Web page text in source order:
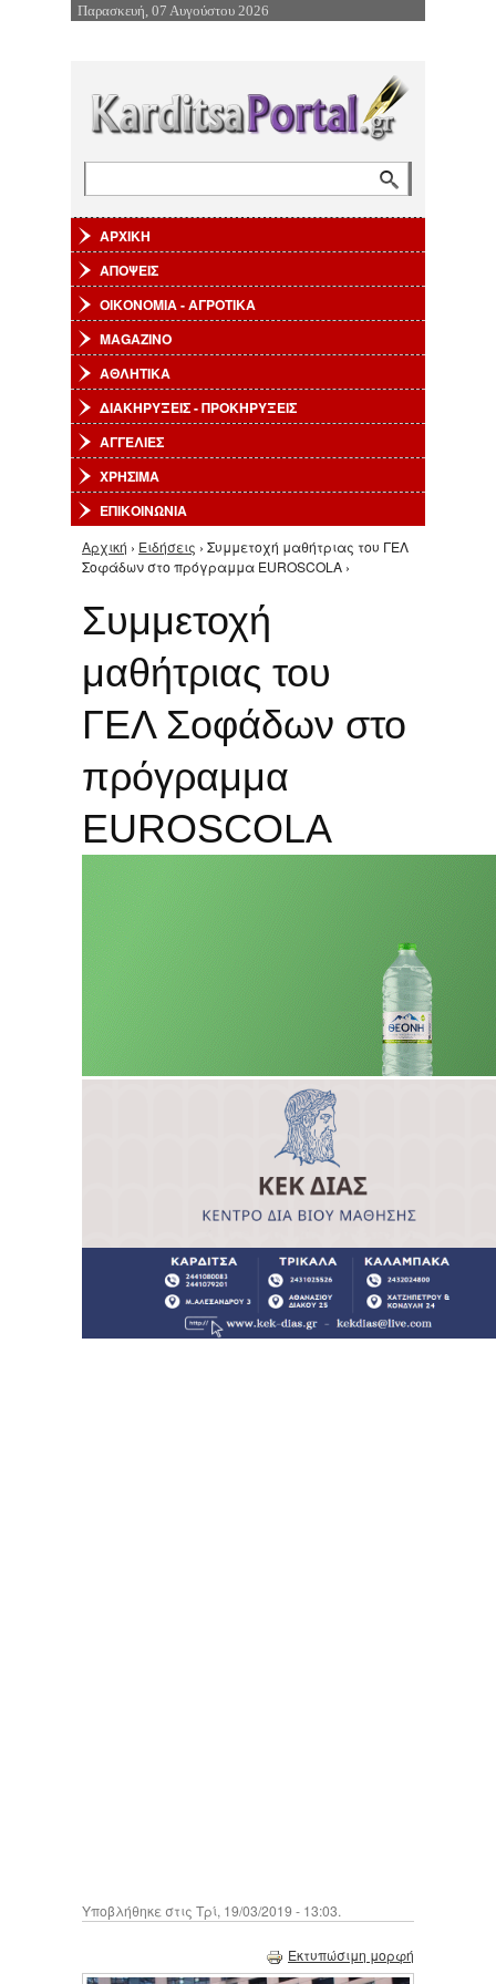
Επιστροφή στην Πλοήγηση
Παρασκευή, 07 Αυγούστου 2026
ΑΡΧΙΚΗ
ΑΠΟΨΕΙΣ
ΟΙΚΟΝΟΜΙΑ - ΑΓΡΟΤΙΚΑ
MAGAZINO
ΑΘΛΗΤΙΚΑ
ΔΙΑΚΗΡΥΞΕΙΣ - ΠΡΟΚΗΡΥΞΕΙΣ
ΑΓΓΕΛΙΕΣ
ΧΡΗΣΙΜΑ
ΕΠΙΚΟΙΝΩΝΙΑ
Είστε εδώ
Αρχική › Ειδήσεις › Συμμετοχή μαθήτριας του ΓΕΛ
Σοφάδων στο πρόγραμμα EUROSCOLA ›
Συμμετοχή
μαθήτριας του
ΓΕΛ Σοφάδων στο
πρόγραμμα
EUROSCOLA
Υποβλήθηκε στις Τρί, 19/03/2019 - 13:03.
Εκτυπώσιμη μορφή